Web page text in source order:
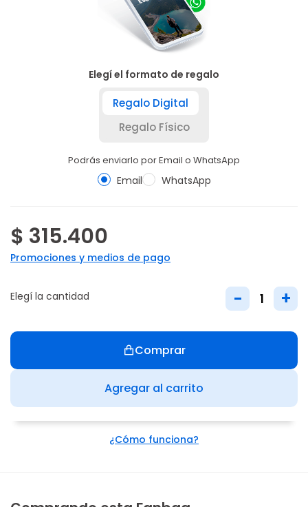
Elegí el formato de regalo
Regalo Digital
Regalo Físico
Podrás enviarlo por Email o WhatsApp
Email WhatsApp
$ 315.400
Promociones y medios de pago
Elegí la cantidad - +
Agregar al carrito
Comprar
¿Cómo funciona?